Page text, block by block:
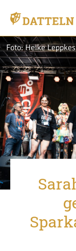
Foto: Heike Leppkes